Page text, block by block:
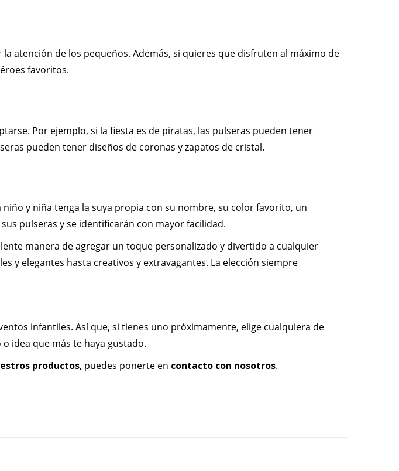
la atención de los pequeños. Además, si quieres que disfruten al máximo de
favoritos.
Por ejemplo, si la fiesta es de piratas, las pulseras pueden tener
pueden tener diseños de coronas y zapatos de cristal.
niño y niña tenga la suya propia con su nombre, su color favorito, un
pulseras y se identificarán con mayor facilidad.
manera de agregar un toque personalizado y divertido a cualquier
y elegantes hasta creativos y extravagantes. La elección siempre
infantiles. Así que, si tienes uno próximamente, elige cualquiera de
o idea que más te haya gustado.
productos, puedes ponerte en contacto con nosotros.